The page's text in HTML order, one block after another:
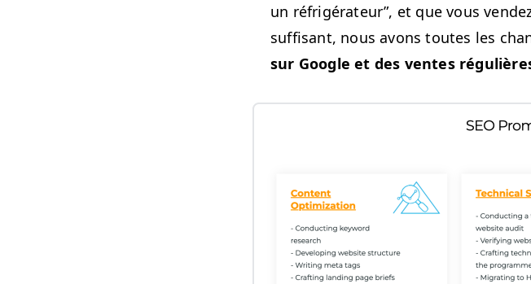
un réfrigéra­teur”, et que vous
suff­isant, nous avons toutes les
sur Google et des ventes